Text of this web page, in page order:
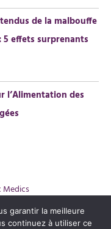
de la malbouffe
5 effets surprenants
l’Alimentation des
Medics
garantir la meilleure
continuez à utiliser ce